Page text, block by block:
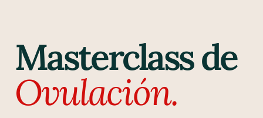
Masterclass de
Ovulación.